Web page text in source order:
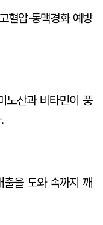
혈압·동맥경화 예방
노산과 비타민이 풍
을 도와 속까지 깨